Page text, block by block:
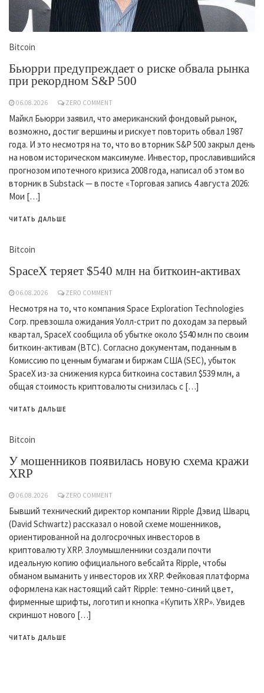
Bitcoin
Бьюрри предупреждает о риске обвала рынка
при рекордном S&P 500
06.08.2026 ZERO COMMENT
Майкл Бьюрри заявил, что американский фондовый рынок,
возможно, достиг вершины и рискует повторить обвал 1987
года. И это несмотря на то, что во вторник S&P 500 закрыл день
на новом историческом максимуме. Инвестор, прославившийся
прогнозом ипотечного кризиса 2008 года, написал об этом во
вторник в Substack — в посте «Торговая запись 4 августа 2026:
Мои […]
ЧИТАТЬ ДАЛЬШЕ
Bitcoin
SpaceX теряет $540 млн на биткоин-активах
06.08.2026 ZERO COMMENT
Несмотря на то, что компания Space Exploration Technologies
Corp. превзошла ожидания Уолл-стрит по доходам за первый
квартал, SpaceX сообщила об убытке около $540 млн по своим
биткоин-активам (BTC). Согласно документам, поданным в
Комиссию по ценным бумагам и биржам США (SEC), убыток
SpaceX из-за снижения курса биткоина составил $539 млн, а
общая стоимость криптовалюты снизилась с […]
ЧИТАТЬ ДАЛЬШЕ
Bitcoin
У мошенников появилась новую схема кражи
XRP
06.08.2026 ZERO COMMENT
Бывший технический директор компании Ripple Дэвид Шварц
(David Schwartz) рассказал о новой схеме мошенников,
ориентированной на долгосрочных инвесторов в
криптовалюту XRP. Злоумышленники создали почти
идеальную копию официального вебсайта Ripple, чтобы
обманом выманить у инвесторов их XRP. Фейковая платформа
оформлена как настоящий сайт Ripple: темно-синий цвет,
фирменные шрифты, логотип и кнопка «Купить XRP». Увидев
скриншот нового […]
ЧИТАТЬ ДАЛЬШЕ